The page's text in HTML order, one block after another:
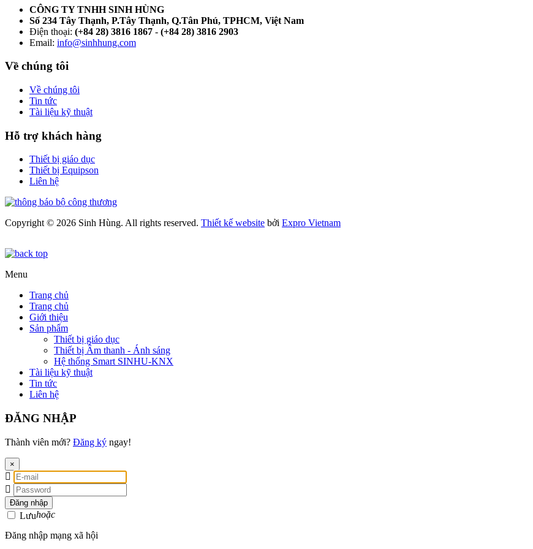
CÔNG TY TNHH SINH HÙNG
Số 234 Tây Thạnh, P.Tây Thạnh, Q.Tân Phú, TPHCM, Việt Nam
Điện thoại: (+84 28) 3816 1867 - (+84 28) 3816 2903
Email: info@sinhhung.com
Về chúng tôi
Về chúng tôi
Tin tức
Tài liệu kỹ thuật
Hỗ trợ khách hàng
Thiết bị giáo dục
Thiết bị Equipson
Liên hệ
Copyright © 2026 Sinh Hùng. All rights reserved. Thiết kế website bởi Expro Vietnam
Menu
Trang chủ
Trang chủ
Giới thiệu
Sản phẩm
Thiết bị giáo dục
Thiết bị Âm thanh - Ánh sáng
Hệ thống Smart SINHU-KNX
Tài liệu kỹ thuật
Tin tức
Liên hệ
ĐĂNG NHẬP
Thành viên mới? Đăng ký ngay!
×
Đăng nhập
Lưuhoặc
Đăng nhập mạng xã hội